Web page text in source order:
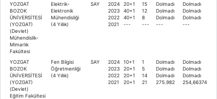
YOZGAT
BOZOK
ÜNİVERSİTESİ
(YOZGAT)
(Devlet)
Mühendislik-
Mimarlık
Fakültesi
Elektrik-
Elektronik
Mühendisliği
(4 Yıllık)
SAY
2024
2023
2022
2021
20+1
40+1
40+1
---
15
12
8
---
Dolmadı
Dolmadı
Dolmadı
---
Dolmadı
Dolmadı
Dolmadı
---
YOZGAT
BOZOK
ÜNİVERSİTESİ
(YOZGAT)
(Devlet)
Eğitim Fakültesi
Fen Bilgisi
Öğretmenliği
(4 Yıllık)
SAY
2024
2023
2022
2021
10+1
20+1
20+1
20+1
1
5
14
21
Dolmadı
Dolmadı
Dolmadı
275.982
Dolmadı
Dolmadı
Dolmadı
254,66374